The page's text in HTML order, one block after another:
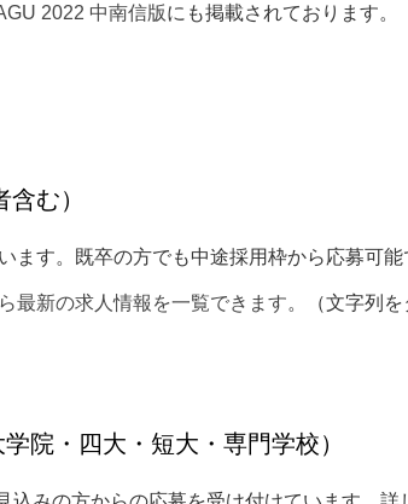
2022 中南信版にも掲載されております。
む）
ます。既卒の方でも中途採用枠から応募可
最新の求人情報を一覧できます。（文字列を
院・四大・短大・専門学校）